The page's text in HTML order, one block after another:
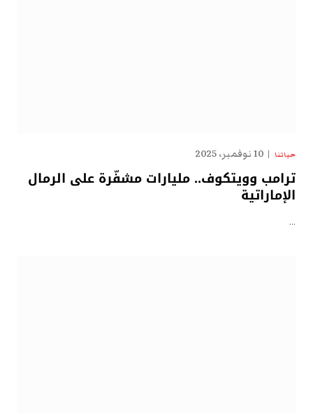
حياتنا 10 نوفمبر، 2025
ترامب وويتكوف.. مليارات مشفّرة على الرمال
الإماراتية
…